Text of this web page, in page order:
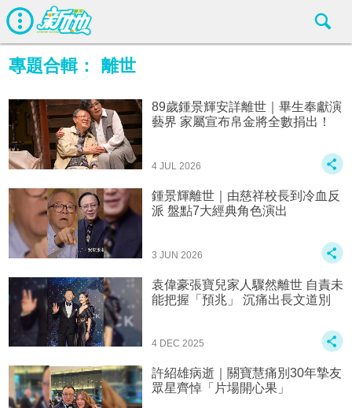
專題合輯： 離世
89歲鍾景輝安詳離世｜畢生奉獻演
藝界 家屬宣布帛金將全數捐出！
4 JUL 2026
鍾景輝離世｜由慈祥校長到冷血反
派 盤點7大經典角色演出
3 JUN 2026
袁偉豪張寶兒家人驟然離世 自責未
能把握「預兆」 沉痛出長文道別
4 DEC 2025
許紹雄病逝｜關寶慧痛別30年摯友
眾星齊悼「片場開心果」